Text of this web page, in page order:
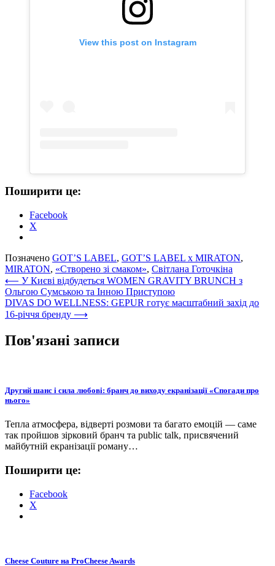
View this post on Instagram
Поширити це:
Facebook
X
Позначено GOT’S LABEL, GOT’S LABEL x MIRATON,
MIRATON, «Створено зі смаком», Світлана Готочкіна
Навігація
записів
⟵ У Києві відбудеться WOMEN GRAVITY BRUNCH з
Ольгою Сумською та Інною Приступою
DIVAS DO WELLNESS: GEPUR готує масштабний захід до
16-річчя бренду ⟶
Пов'язані записи
Другий шанс і сила любові: бранч до виходу екранізації «Спогади про
нього»
Тепла атмосфера, відверті розмови та багато емоцій — саме
так пройшов зірковий бранч та public talk, присвячений
майбутній екранізації роману…
Поширити це:
Facebook
X
Cheese Couture на ProCheese Awards